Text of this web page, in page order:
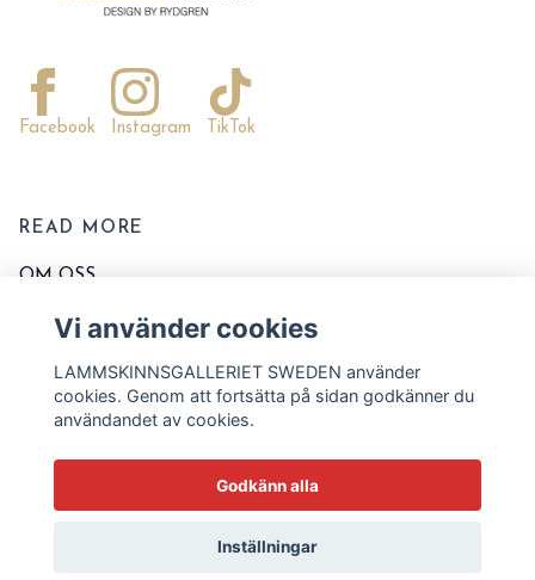
Facebook Instagram TikTok
READ MORE
OM OSS
KONTAKTA OSS
KÖPVILLKOR
TVÄTT OCH SKÖTSELRÅD
STORLEKSSCHEMA
BLOGG
Vi använder cookies
LAMMSKINNSGALLERIET SWEDEN använder
cookies. Genom att fortsätta på sidan godkänner du
användandet av cookies.
Godkänn alla
Inställningar